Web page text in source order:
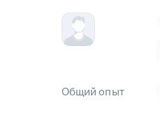
Общий опыт